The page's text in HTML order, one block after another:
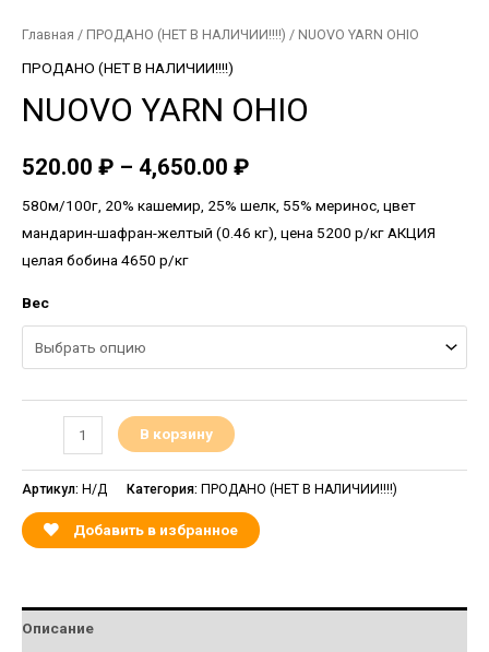
Главная / ПРОДАНО (НЕТ В НАЛИЧИИ!!!!) / NUOVO YARN OHIO
ПРОДАНО (НЕТ В НАЛИЧИИ!!!!)
NUOVO YARN OHIO
520.00 ₽ – 4,650.00 ₽
580м/100г, 20% кашемир, 25% шелк, 55% меринос, цвет
мандарин-шафран-желтый (0.46 кг), цена 5200 р/кг АКЦИЯ
целая бобина 4650 р/кг
Вес
В корзину
Артикул: Н/Д Категория: ПРОДАНО (НЕТ В НАЛИЧИИ!!!!)
Добавить в избранное
Описание